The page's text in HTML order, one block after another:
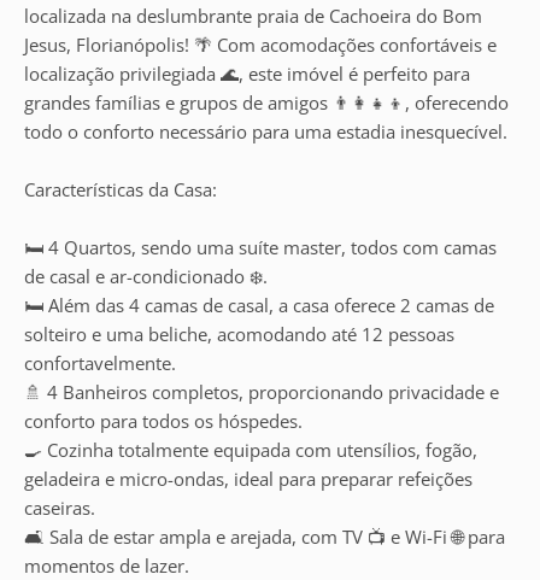
localizada na deslumbrante praia de Cachoeira do Bom
Jesus, Florianópolis! 🌴 Com acomodações confortáveis e
localização privilegiada 🌊, este imóvel é perfeito para
grandes famílias e grupos de amigos 👨‍👩‍👧‍👦, oferecendo
todo o conforto necessário para uma estadia inesquecível.
Características da Casa:
🛏️ 4 Quartos, sendo uma suíte master, todos com camas
de casal e ar-condicionado ❄️.
🛏️ Além das 4 camas de casal, a casa oferece 2 camas de
solteiro e uma beliche, acomodando até 12 pessoas
confortavelmente.
🚿 4 Banheiros completos, proporcionando privacidade e
conforto para todos os hóspedes.
🍳 Cozinha totalmente equipada com utensílios, fogão,
geladeira e micro-ondas, ideal para preparar refeições
caseiras.
🛋️ Sala de estar ampla e arejada, com TV 📺 e Wi-Fi 🌐 para
momentos de lazer.